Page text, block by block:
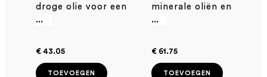
pluisbeheersing
droge olie voor een
authentieke,
...
€ 43.05
TOEVOEGEN
minerale oliën en
parabenen
...
€ 61.75
TOEVOEGEN